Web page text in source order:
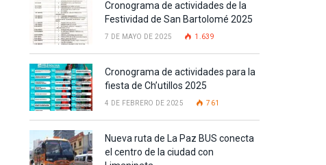
Cronograma de actividades de la
Festividad de San Bartolomé 2025
7 DE MAYO DE 2025 1.639
Cronograma de actividades para la
fiesta de Ch’utillos 2025
4 DE FEBRERO DE 2025 761
Nueva ruta de La Paz BUS conecta
el centro de la ciudad con